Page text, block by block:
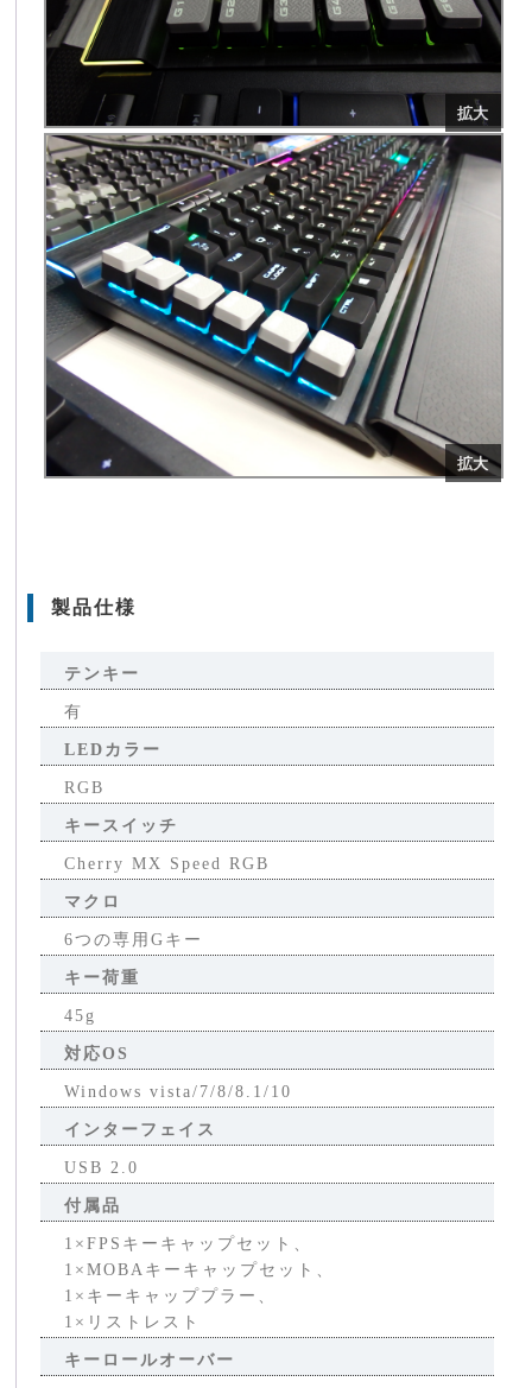
製品仕様
テンキー
有
LEDカラー
RGB
キースイッチ
Cherry MX Speed RGB
マクロ
6つの専用Gキー
キー荷重
45g
対応OS
Windows vista/7/8/8.1/10
インターフェイス
USB 2.0
付属品
1×FPSキーキャップセット、
1×MOBAキーキャップセット、
1×キーキャッププラー、
1×リストレスト
キーロールオーバー